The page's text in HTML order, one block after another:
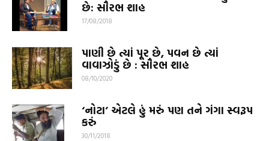
છે: સૌરભ શાહ
17/08/2018
પાણી છે ત્યાં પૂર છે, પવન છે ત્યાં
વાવાઝોડું છે : સૌરભ શાહ
08/10/2020
‘નોટા’ એટલે હું મરું પણ તને ગંગા સ્વરૂપ
કરું
30/11/2018